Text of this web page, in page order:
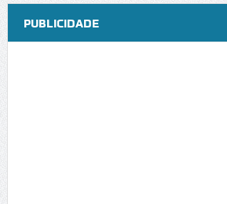
PUBLICIDADE